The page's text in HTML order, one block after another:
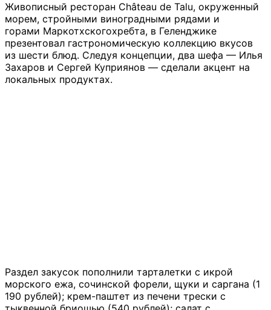
Живописный ресторан Château de Talu, окруженный
морем, стройными виноградными рядами и
горами Маркотхскогохребта, в Геленджике
презентовал гастрономическую коллекцию вкусов
из шести блюд. Следуя концепции, два шефа — Илья
Захаров и Сергей Куприянов — сделали акцент на
локальных продуктах.
Раздел закусок пополнили тарталетки с икрой
морского ежа, сочинской форели, щуки и саргана (1
190 рублей); крем-паштет из печени трески с